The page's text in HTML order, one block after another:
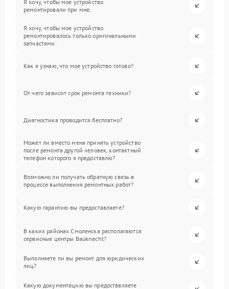
Я хочу, чтобы мое устройство
ремонтировали при мне.
Я хочу, чтобы мое устройство
ремонтировалось только оригинальными
запчастями.
Как я узнаю, что мое устройство готово?
От чего зависит срок ремонта техники?
Диагностика проводится бесплатно?
Может ли вместо меня принять устройство
после ремонта другой человек, контактный
телефон которого я предоставлю?
Возможно ли получать обратную связь в
процессе выполнения ремонтных работ?
Какую гарантию вы предоставляете?
В каких районах Смоленска располагаются
сервисные центры Bauknecht?
Выполняете ли вы ремонт для юридических
лиц?
Какую документацию вы предоставляете